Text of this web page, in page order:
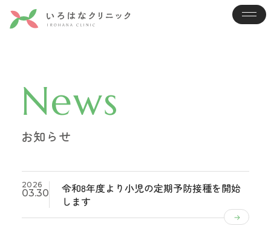
News
お知らせ
2026
03.30
令和8年度より小児の定期予防接種を開始
します